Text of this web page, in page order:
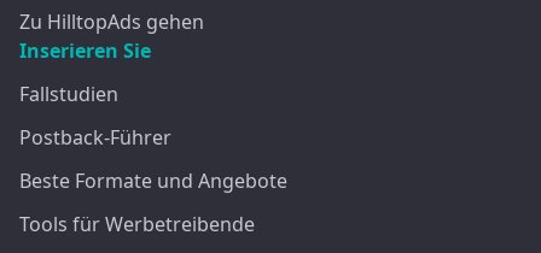
Zu HilltopAds gehen
Inserieren Sie
Fallstudien
Postback-Führer
Beste Formate und Angebote
Tools für Werbetreibende